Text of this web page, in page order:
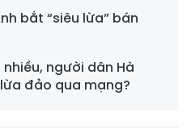
bắt “siêu lừa” bán
người dân Hà
đảo qua mạng?